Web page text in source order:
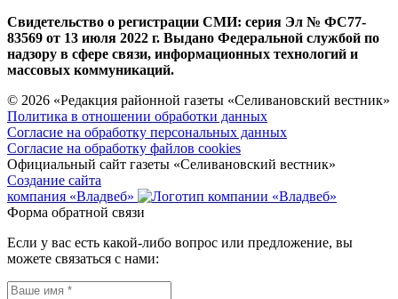
Свидетельство о регистрации СМИ: серия Эл № ФС77-
83569 от 13 июля 2022 г. Выдано Федеральной службой по
надзору в сфере связи, информационных технологий и
массовых коммуникаций.
© 2026 «Редакция районной газеты «Селивановский вестник»
Политика в отношении обработки данных
Согласие на обработку персональных данных
Согласие на обработку файлов cookies
Официальный сайт газеты «Селивановский вестник»
Создание сайта
компания «Владвеб»
Форма обратной связи
Если у вас есть какой-либо вопрос или предложение, вы
можете связаться с нами: